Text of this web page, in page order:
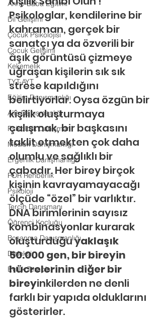
Anne-Baba Eğitimi
Dil Gelişimi
Çocuk Psikolojisi
Çocuk Gelişimi
Kekemelik
TYT-AYT
Eğitim Danışmanlığı
Aile Danışmanlığı
Psikolojik Danışman
Meslek Danışmanlığı
Ergenlik Danışmanlığı
PDR Rehberlik
Psikoloji
Tercih Danışmanı
Öğrenci Koçluğu
Boşanma Danışmanlığı
Disleksi
Evlilik Terapisi
Psikologlar, kendilerine bir
kahraman, gerçek bir
sanatçı ya da özverili bir
âşık görüntüsü çizmeye
uğraşan kişilerin sık sık
strese kapıldığını
belirtiyorlar. Oysa özgün bir
kişilik oluşturmaya
çalışmak, bir başkasını
taklit etmekten çok daha
olumlu ve sağlıklı bir
çabadır. Her birey birçok
kişinin kavrayamayacağı
ölçüde “özel” bir varlıktır.
DNA birimlerinin sayısız
kombinasyonlar kurarak
oluşturduğu yaklaşık
50.000 gen, bir bireyin
hücrelerinin diğer bir
bireyinkilerden ne denli
farklı bir yapıda olduklarını
gösterirler.